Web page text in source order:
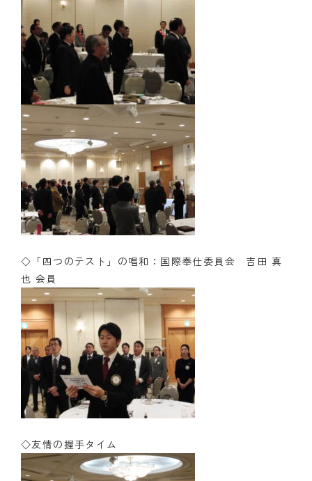
◇「四つのテスト」の唱和：国際奉仕委員会 吉田 真
也 会員
◇友情の握手タイム